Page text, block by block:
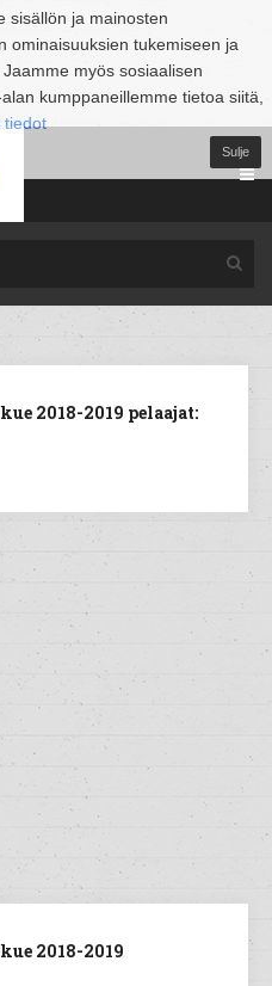
sisällön ja mainosten
ominaisuuksien tukemiseen ja
myös sosiaalisen
kumppaneillemme tietoa siitä,
tiedot
Sulje
2018-2019 pelaajat:
2018-2019